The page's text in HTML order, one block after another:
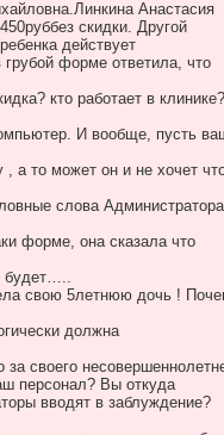
Анастасия
скидки. Другой
действует
форме ответила, что
кто работает в клинике?
И вообще, пусть
, а то может он и не хочет
слова
форме, она сказала что
свою 5летнюю дочь !
должна
своего
персонал? Вы откуда
вводят в заблуждение?